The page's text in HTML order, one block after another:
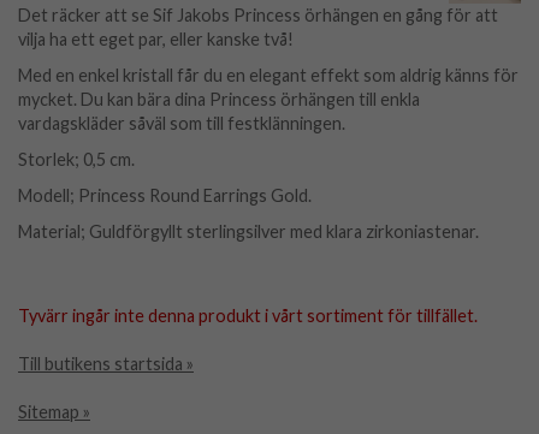
Det räcker att se Sif Jakobs Princess örhängen en gång för att
vilja ha ett eget par, eller kanske två!
Med en enkel kristall får du en elegant effekt som aldrig känns för
mycket. Du kan bära dina Princess örhängen till enkla
vardagskläder såväl som till festklänningen.
Storlek; 0,5 cm.
Modell; Princess Round Earrings Gold.
Material; Guldförgyllt sterlingsilver med klara zirkoniastenar.
Tyvärr ingår inte denna produkt i vårt sortiment för tillfället.
Till butikens startsida »
Sitemap »